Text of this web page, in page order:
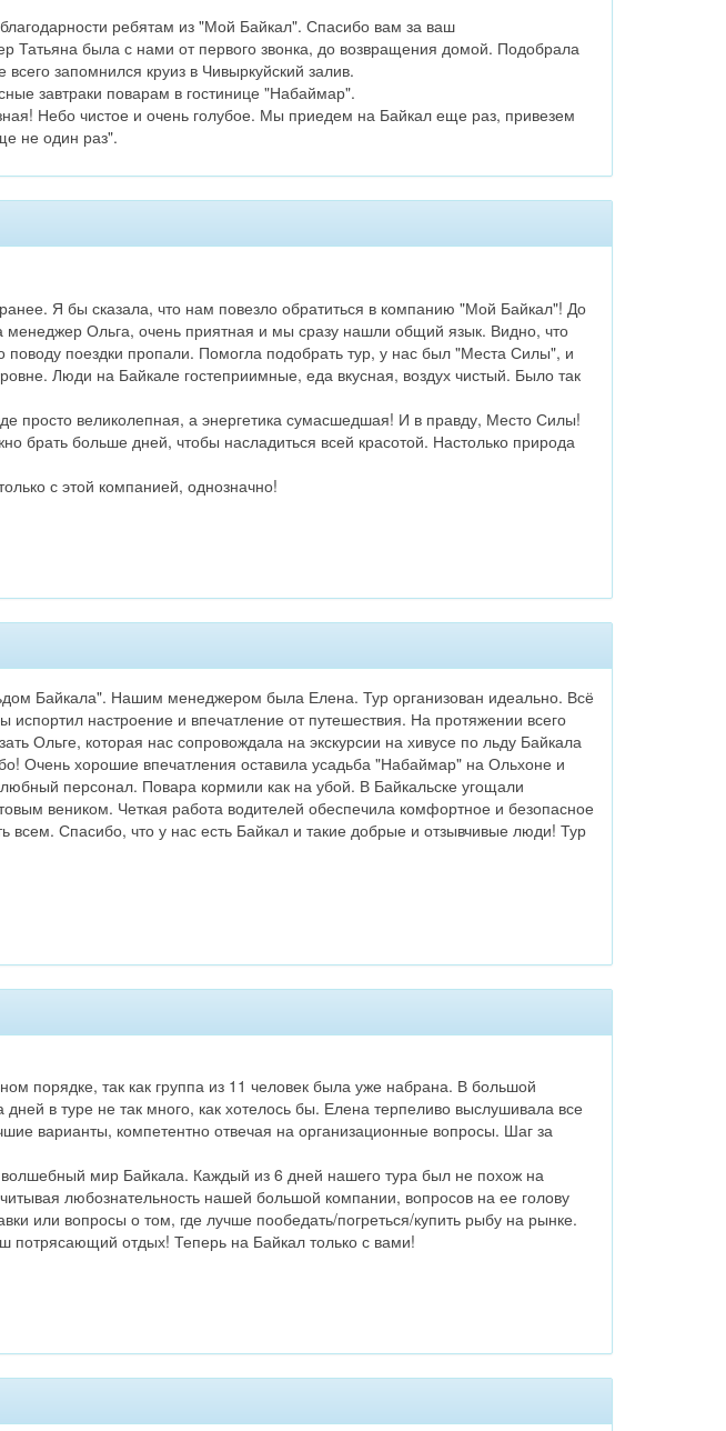
ребятам из "Мой Байкал". Спасибо вам за ваш
Татьяна была с нами от первого звонка, до возвращения домой. Подобрала
запомнился круиз в Чивыркуйский залив.
завтраки поварам в гостинице "Набаймар".
Небо чистое и очень голубое. Мы приедем на Байкал еще раз, привезем
не один раз".
Я бы сказала, что нам повезло обратиться в компанию "Мой Байкал"! До
менеджер Ольга, очень приятная и мы сразу нашли общий язык. Видно, что
поводу поездки пропали. Помогла подобрать тур, у нас был "Места Силы", и
Люди на Байкале гостеприимные, еда вкусная, воздух чистый. Было так
великолепная, а энергетика сумасшедшая! И в правду, Место Силы!
брать больше дней, чтобы насладиться всей красотой. Настолько природа
с этой компанией, однозначно!
Байкала". Нашим менеджером была Елена. Тур организован идеально. Всё
настроение и впечатление от путешествия. На протяжении всего
Ольге, которая нас сопровождала на экскурсии на хивусе по льду Байкала
Очень хорошие впечатления оставила усадьба "Набаймар" на Ольхоне и
персонал. Повара кормили как на убой. В Байкальске угощали
веником. Четкая работа водителей обеспечила комфортное и безопасное
Спасибо, что у нас есть Байкал и такие добрые и отзывчивые люди! Тур
порядке, так как группа из 11 человек была уже набрана. В большой
в туре не так много, как хотелось бы. Елена терпеливо выслушивала все
варианты, компетентно отвечая на организационные вопросы. Шаг за
мир Байкала. Каждый из 6 дней нашего тура был не похож на
любознательность нашей большой компании, вопросов на ее голову
или вопросы о том, где лучше пообедать/погреться/купить рыбу на рынке.
потрясающий отдых! Теперь на Байкал только с вами!